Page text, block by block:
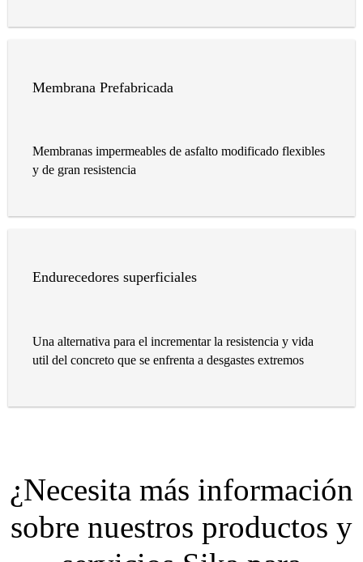
Membrana Prefabricada
Membranas impermeables de asfalto modificado flexibles
y de gran resistencia
Endurecedores superficiales
Una alternativa para el incrementar la resistencia y vida
util del concreto que se enfrenta a desgastes extremos
¿Necesita más información
sobre nuestros productos y